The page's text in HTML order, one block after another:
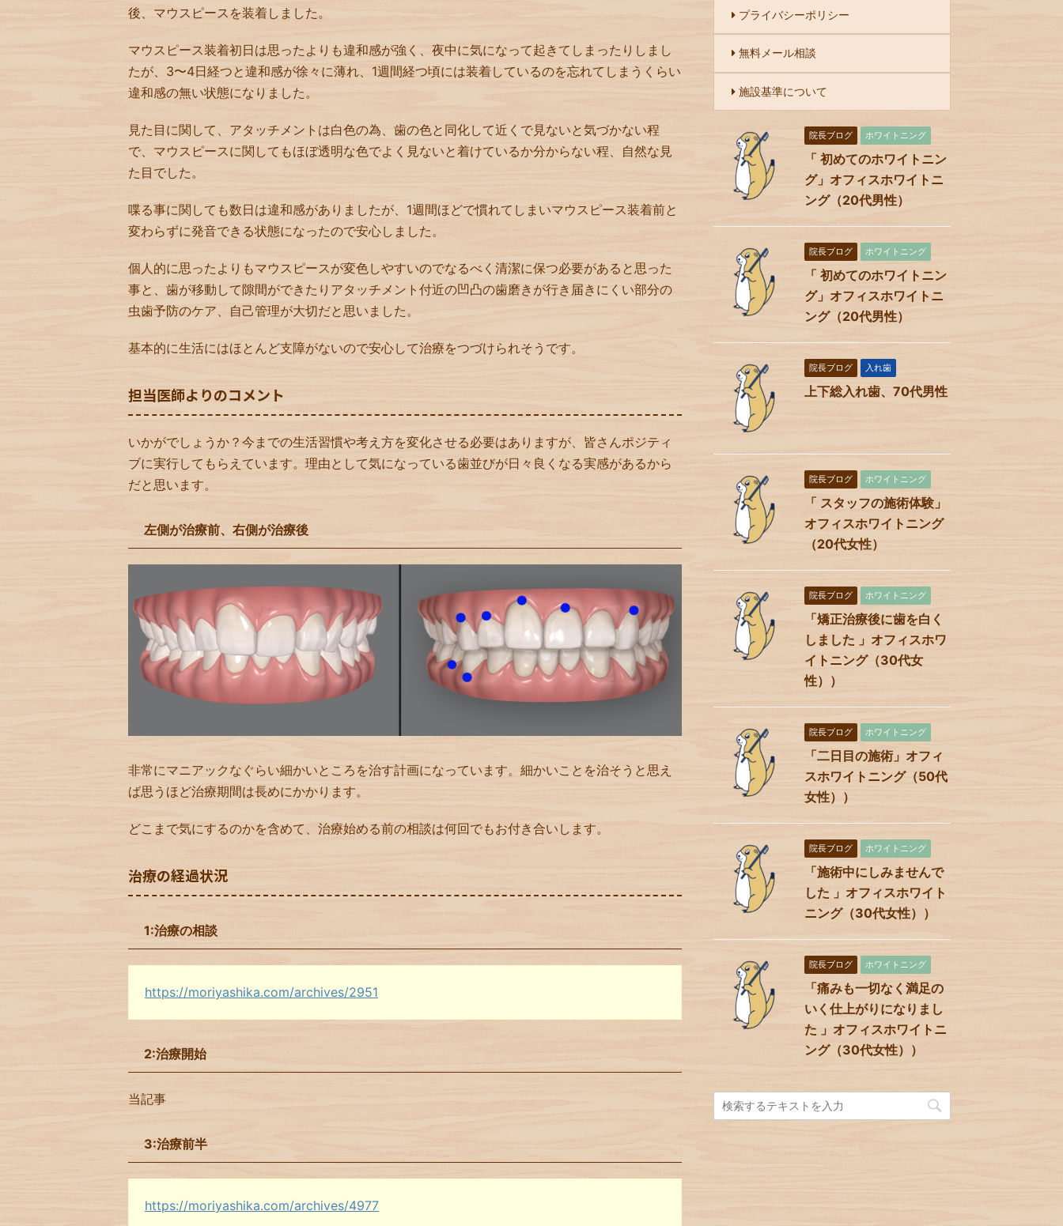
後、マウスピースを装着しました。
マウスピース装着初日は思ったよりも違和感が強く、夜中に気になって起きてしまったりしまし
たが、3〜4日経つと違和感が徐々に薄れ、1週間経つ頃には装着しているのを忘れてしまうくらい
違和感の無い状態になりました。
見た目に関して、アタッチメントは白色の為、歯の色と同化して近くで見ないと気づかない程
で、マウスピースに関してもほぼ透明な色でよく見ないと着けているか分からない程、自然な見
た目でした。
喋る事に関しても数日は違和感がありましたが、1週間ほどで慣れてしまいマウスピース装着前と
変わらずに発音できる状態になったので安心しました。
個人的に思ったよりもマウスピースが変色しやすいのでなるべく清潔に保つ必要があると思った
事と、歯が移動して隙間ができたりアタッチメント付近の凹凸の歯磨きが行き届きにくい部分の
虫歯予防のケア、自己管理が大切だと思いました。
基本的に生活にはほとんど支障がないので安心して治療をつづけられそうです。
担当医師よりのコメント
いかがでしょうか？今までの生活習慣や考え方を変化させる必要はありますが、皆さんポジティ
ブに実行してもらえています。理由として気になっている歯並びが日々良くなる実感があるから
だと思います。
左側が治療前、右側が治療後
非常にマニアックなぐらい細かいところを治す計画になっています。細かいことを治そうと思え
ば思うほど治療期間は長めにかかります。
どこまで気にするのかを含めて、治療始める前の相談は何回でもお付き合いします。
治療の経過状況
1:治療の相談
https://moriyashika.com/archives/2951
2:治療開始
当記事
3:治療前半
https://moriyashika.com/archives/4977
プライバシーポリシー
無料メール相談
施設基準について
院長ブログ ホワイトニング
「 初めてのホワイトニン
グ」オフィスホワイトニ
ング（20代男性）
院長ブログ ホワイトニング
「 初めてのホワイトニン
グ」オフィスホワイトニ
ング（20代男性）
院長ブログ 入れ歯
上下総入れ歯、70代男性
院長ブログ ホワイトニング
「 スタッフの施術体験」
オフィスホワイトニング
（20代女性）
院長ブログ ホワイトニング
「矯正治療後に歯を白く
しました 」オフィスホワ
イトニング（30代女
性））
院長ブログ ホワイトニング
「二日目の施術」オフィ
スホワイトニング（50代
女性））
院長ブログ ホワイトニング
「施術中にしみませんで
した 」オフィスホワイト
ニング（30代女性））
院長ブログ ホワイトニング
「痛みも一切なく満足の
いく仕上がりになりまし
た 」オフィスホワイトニ
ング（30代女性））